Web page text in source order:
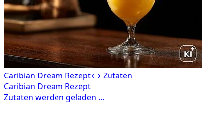
Caribian Dream Rezept↔ Zutaten